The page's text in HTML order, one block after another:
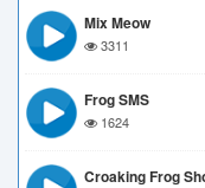
Mix Meow
3311
Frog SMS
1624
Croaking Frog